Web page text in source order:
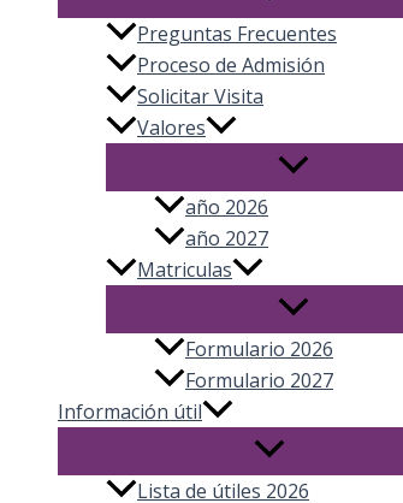
Preguntas Frecuentes
Proceso de Admisión
Solicitar Visita
Valores
año 2026
año 2027
Matriculas
Formulario 2026
Formulario 2027
Información útil
Lista de útiles 2026